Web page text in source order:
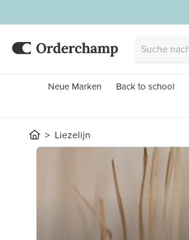
Neue Marken Back to school
Liezelijn